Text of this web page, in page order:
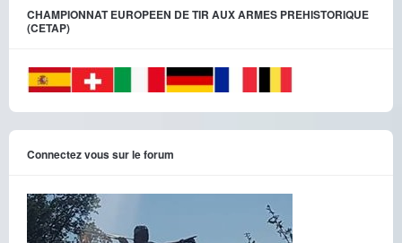
CHAMPIONNAT EUROPEEN DE TIR AUX ARMES PREHISTORIQUE
(CETAP)
Connectez vous sur le forum